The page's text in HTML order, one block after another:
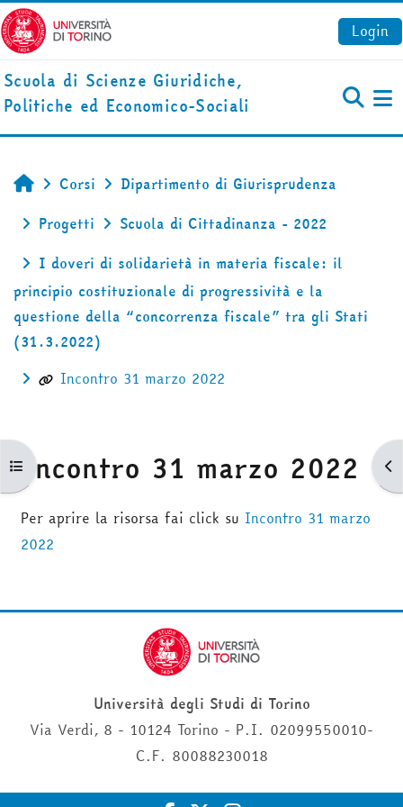
Vai al contenuto principale
Login
Scuola di Scienze Giuridiche,
Politiche ed Economico-Sociali
Apri indice del corso
Home
Corsi
Dipartimento di Giurisprudenza
Progetti
Scuola di Cittadinanza - 2022
I doveri di solidarietà in materia fiscale: il
principio costituzionale di progressività e la
questione della “concorrenza fiscale” tra gli Stati
(31.3.2022)
Incontro 31 marzo 2022
Incontro 31 marzo 2022
Aggregazione dei criteri
Per aprire la risorsa fai click su Incontro 31 marzo
2022
Università degli Studi di Torino
Via Verdi, 8 - 10124 Torino - P.I. 02099550010-
C.F. 80088230018